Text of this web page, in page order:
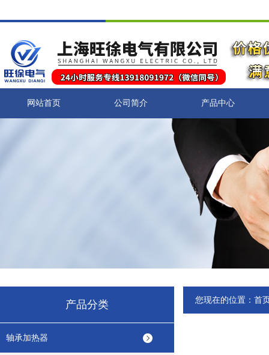
网站首页 公司简介 产品中心
产品分类
轴承加热器
您现在的位置： 首